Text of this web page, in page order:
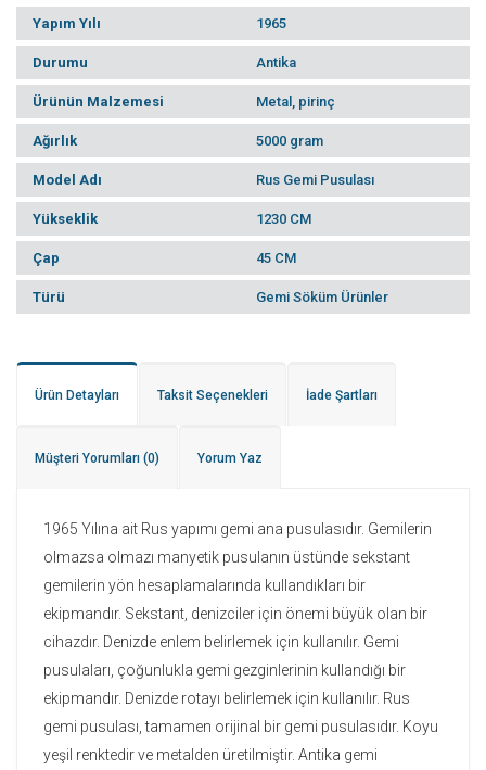
Yapım Yılı 1965
Durumu Antika
Ürünün Malzemesi Metal, pirinç
Ağırlık 5000 gram
Model Adı Rus Gemi Pusulası
Yükseklik 1230 CM
Çap 45 CM
Türü Gemi Söküm Ürünler
Ürün Detayları Taksit Seçenekleri İade Şartları
Müşteri Yorumları (0) Yorum Yaz
1965 Yılına ait Rus yapımı gemi ana pusulasıdır. Gemilerin
olmazsa olmazı manyetik pusulanın üstünde sekstant
gemilerin yön hesaplamalarında kullandıkları bir
ekipmandır. Sekstant, denizciler için önemi büyük olan bir
cihazdır. Denizde enlem belirlemek için kullanılır. Gemi
pusulaları, çoğunlukla gemi gezginlerinin kullandığı bir
ekipmandır. Denizde rotayı belirlemek için kullanılır. Rus
gemi pusulası, tamamen orijinal bir gemi pusulasıdır. Koyu
yeşil renktedir ve metalden üretilmiştir. Antika gemi